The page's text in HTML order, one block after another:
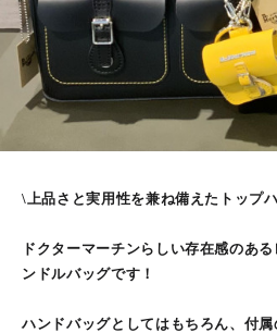
\上品さと実用性を兼ね備えたトップ
ドクターマーチンらしい存在感のあ
ンドルバッグです！
ハンドバッグとしてはもちろん、付